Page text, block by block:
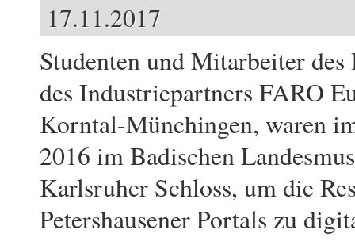
17.11.2017
Studenten und Mitarbeiter des
des Industriepartners FARO
Korntal-Münchingen, waren
2016 im Badischen
Karlsruher Schloss, um die
Petershausener Portals zu